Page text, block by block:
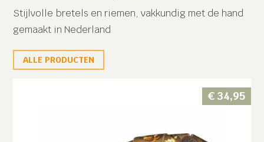
Stijlvolle bretels en riemen, vakkundig met de hand
gemaakt in Nederland
ALLE PRODUCTEN
€34,95